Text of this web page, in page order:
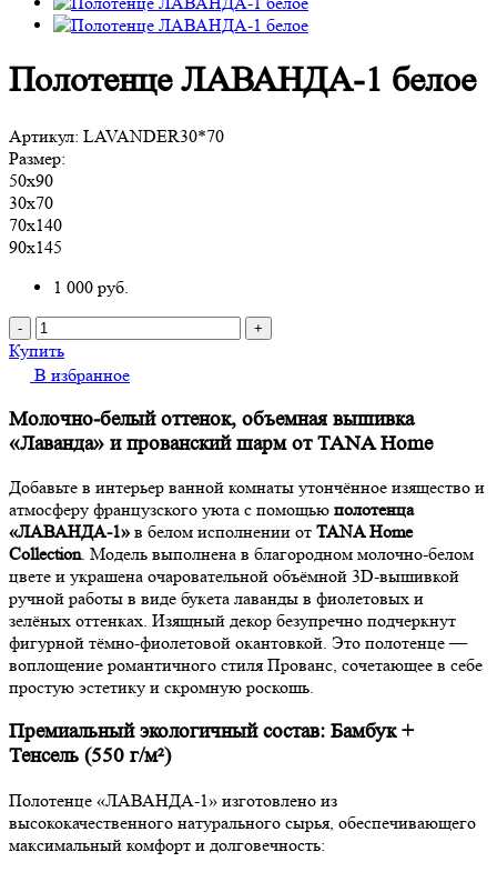
Полотенце ЛАВАНДА-1 белое
Артикул: LAVANDER30*70
Размер:
50х90
30х70
70х140
90х145
1 000 руб.
- +
Купить
В избранное
Молочно-белый оттенок, объемная вышивка
«Лаванда» и прованский шарм от TANA Home
Добавьте в интерьер ванной комнаты утончённое изящество и
атмосферу французского уюта с помощью полотенца
«ЛАВАНДА-1» в белом исполнении от TANA Home
Collection. Модель выполнена в благородном молочно-белом
цвете и украшена очаровательной объёмной 3D-вышивкой
ручной работы в виде букета лаванды в фиолетовых и
зелёных оттенках. Изящный декор безупречно подчеркнут
фигурной тёмно-фиолетовой окантовкой. Это полотенце —
воплощение романтичного стиля Прованс, сочетающее в себе
простую эстетику и скромную роскошь.
Премиальный экологичный состав: Бамбук +
Тенсель (550 г/м²)
Полотенце «ЛАВАНДА-1» изготовлено из
высококачественного натурального сырья, обеспечивающего
максимальный комфорт и долговечность: